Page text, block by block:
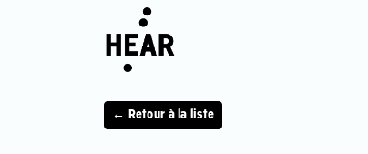
← Retour à la liste